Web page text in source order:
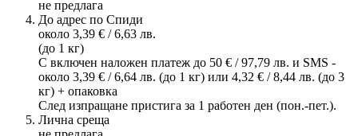
не предлага
До адрес по Спиди
около 3,39 € / 6,63 лв.
(до 1 кг)
С включен наложен платеж до 50 € / 97,79 лв. и SMS -
около 3,39 € / 6,64 лв. (до 1 кг) или 4,32 € / 8,44 лв. (до 3
кг) + опаковка
След изпращане пристига за 1 работен ден (пон.-пет.).
Лична среща